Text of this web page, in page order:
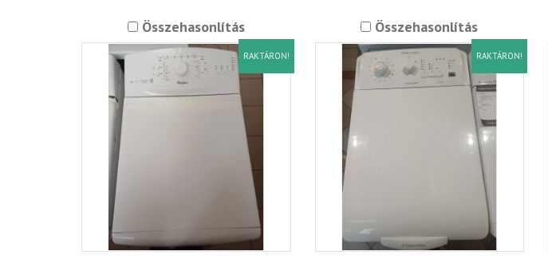
Összehasonlítás
RAKTÁRON!
Összehasonlítás
RAKTÁRON!